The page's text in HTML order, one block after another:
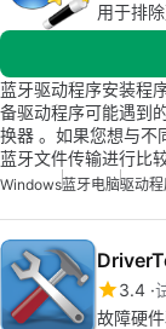
用于排
蓝牙驱动程序安装程
备驱动程序可能遇到
换器 。如果您想与不
蓝牙文件传输进行比较
Windows蓝牙电脑驱动
3.4
故障硬